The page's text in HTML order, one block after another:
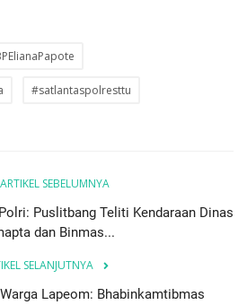
#satlantaspolresttu
ARTIKEL SEBELUMNYA
Puslitbang Teliti Kendaraan Dinas
dan Binmas...
SELANJUTNYA
Lapeom: Bhabinkamtibmas